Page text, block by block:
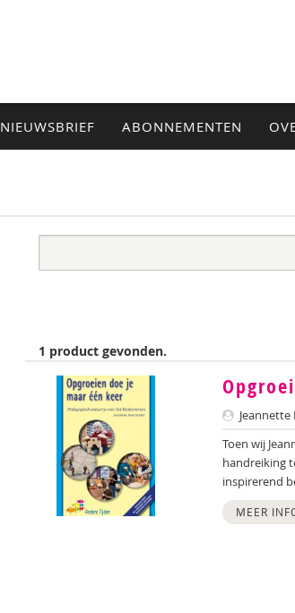
NIEUWSBRIEF ABONNEMENTEN
1 product gevonden.
Toen wij
handreiking
inspirerend
MEER